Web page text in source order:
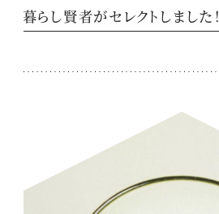
暮らし賢者がセレクトしました！